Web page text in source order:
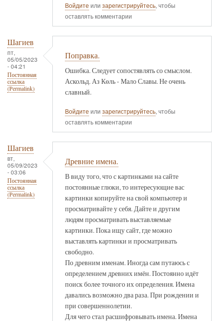
Войдите или зарегистрируйтесь, чтобы
оставлять комментарии
Шагиев
пт,
05/05/2023
- 04:21
Постоянная
ссылка
(Permalink)
Поправка.
Ошибка. Следует сопостявлять со смыслом.
Аскольд. Аз Көль - Мало Славы. Не очень
славный.
Войдите или зарегистрируйтесь, чтобы
оставлять комментарии
Шагиев
вт,
05/09/2023
- 03:06
Постоянная
ссылка
(Permalink)
Древние имена.
В виду того, что с картинками на сайте
постоянные глюки, то интересующие вас
картинки копируйте на свой компьютер и
просматривайте у себя. Дайте и другим
людям просматривать выставляемые
картинки. Пока ищу сайт, где можно
выставлять картинки и просматривать
свободно.
По древним именам. Иногда сам путаюсь с
определением древних имён. Постоянно идёт
поиск более точного их определения. Имена
давались возможно два раза. При рождении и
при совершеннолетии.
Для чего стал расшифровывать имена. Имена